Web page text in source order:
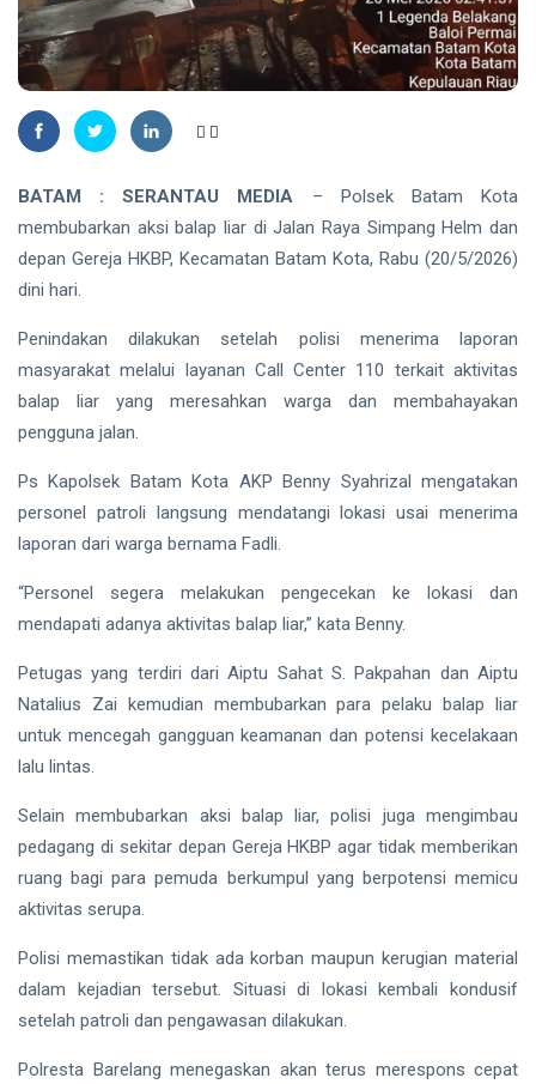
Pasang
Kandang
Jebak
DPO
Kasus
Sabu
Ditangkap
di Hotel
Bathin
Solapan
08
2026
27
views
Mahasiswa
Unilak
Harapan I
Disabilitas
08
Aug,
33
views
HUKRIM
Mantan
Diduga
Bacok
hingga
Pekanbaru
Aug,
2026
Siak Sri Indrapura
Indonesia
Pekanbaru
Pilkada 2024
KPK
PSSI
BATAM : SERANTAU MEDIA – Polsek Batam Kota
membubarkan aksi balap liar di Jalan Raya Simpang Helm dan
depan Gereja HKBP, Kecamatan Batam Kota, Rabu (20/5/2026)
dini hari.
Penindakan dilakukan setelah polisi menerima laporan
masyarakat melalui layanan Call Center 110 terkait aktivitas
balap liar yang meresahkan warga dan membahayakan
pengguna jalan.
Ps Kapolsek Batam Kota AKP Benny Syahrizal mengatakan
personel patroli langsung mendatangi lokasi usai menerima
laporan dari warga bernama Fadli.
“Personel segera melakukan pengecekan ke lokasi dan
mendapati adanya aktivitas balap liar,” kata Benny.
Petugas yang terdiri dari Aiptu Sahat S. Pakpahan dan Aiptu
Natalius Zai kemudian membubarkan para pelaku balap liar
untuk mencegah gangguan keamanan dan potensi kecelakaan
lalu lintas.
Selain membubarkan aksi balap liar, polisi juga mengimbau
pedagang di sekitar depan Gereja HKBP agar tidak memberikan
ruang bagi para pemuda berkumpul yang berpotensi memicu
aktivitas serupa.
Polisi memastikan tidak ada korban maupun kerugian material
dalam kejadian tersebut. Situasi di lokasi kembali kondusif
setelah patroli dan pengawasan dilakukan.
Polresta Barelang menegaskan akan terus merespons cepat